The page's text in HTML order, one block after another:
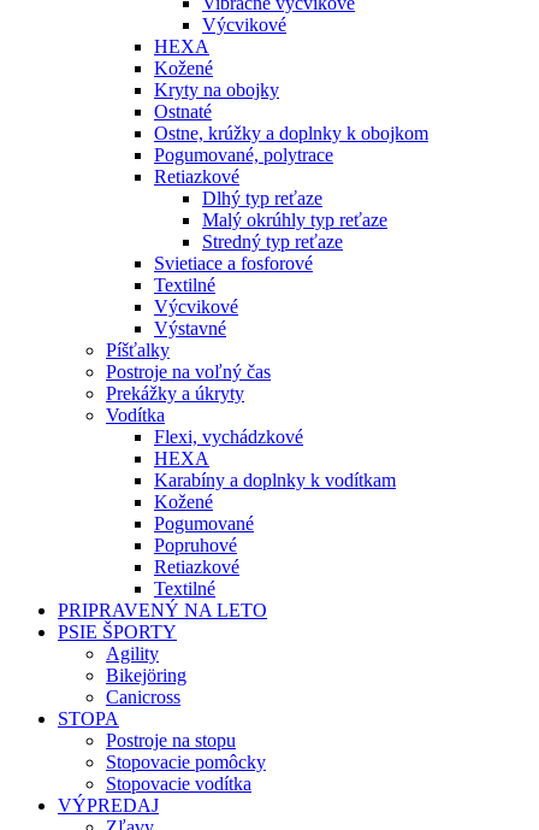
Výcvikové
HEXA
Kožené
Kryty na obojky
Ostnaté
Ostne, krúžky a doplnky k obojkom
Pogumované, polytrace
Retiazkové
Dlhý typ reťaze
Malý okrúhly typ reťaze
Stredný typ reťaze
Svietiace a fosforové
Textilné
Výcvikové
Výstavné
Píšťalky
Postroje na voľný čas
Prekážky a úkryty
Vodítka
Flexi, vychádzkové
HEXA
Karabíny a doplnky k vodítkam
Kožené
Pogumované
Popruhové
Retiazkové
Textilné
PRIPRAVENÝ NA LETO
PSIE ŠPORTY
Agility
Bikejöring
Canicross
STOPA
Postroje na stopu
Stopovacie pomôcky
Stopovacie vodítka
VÝPREDAJ